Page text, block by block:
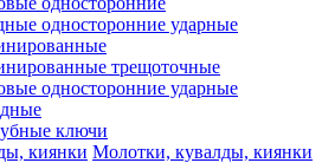
односторонние ударные
трещоточные
односторонние ударные
ключи
Молотки, кувалды, киянки